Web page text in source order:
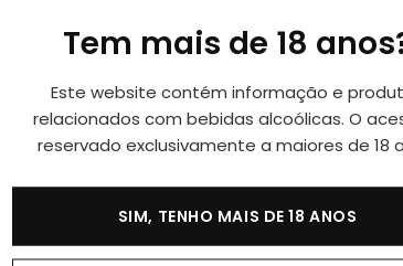
Vime
Cabaz Garrafas Caçarola Barro
Tampa
€26.00IVA Incl.
Tem mais de 18
Este website contém informação e
relacionados com bebidas alcoólicas. O
reservado exclusivamente a maiores de 18
SIM, TENHO MAIS DE 18 ANOS